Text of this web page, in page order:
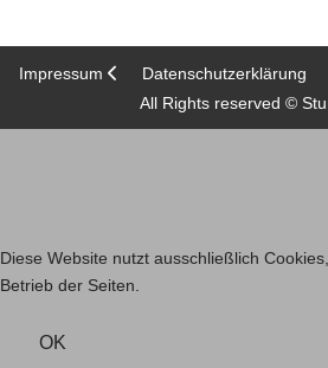
Impressum Datenschutzerklärung
All Rights reserved ©
Diese Website nutzt ausschließlich
Betrieb der Seiten.
OK